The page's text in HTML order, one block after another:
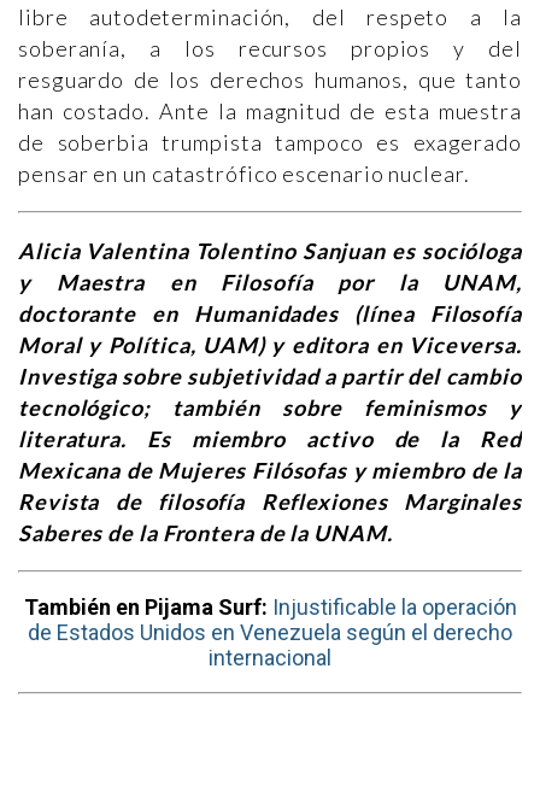
libre autodeterminación, del respeto a la
soberanía, a los recursos propios y del
resguardo de los derechos humanos, que tanto
han costado. Ante la magnitud de esta muestra
de soberbia trumpista tampoco es exagerado
pensar en un catastrófico escenario nuclear.
Alicia Valentina Tolentino Sanjuan es socióloga
y Maestra en Filosofía por la UNAM,
doctorante en Humanidades (línea Filosofía
Moral y Política, UAM) y editora en Viceversa.
Investiga sobre subjetividad a partir del cambio
tecnológico; también sobre feminismos y
literatura. Es miembro activo de la Red
Mexicana de Mujeres Filósofas y miembro de la
Revista de filosofía Reflexiones Marginales
Saberes de la Frontera de la UNAM.
También en Pijama Surf: Injustificable la operación
de Estados Unidos en Venezuela según el derecho
internacional